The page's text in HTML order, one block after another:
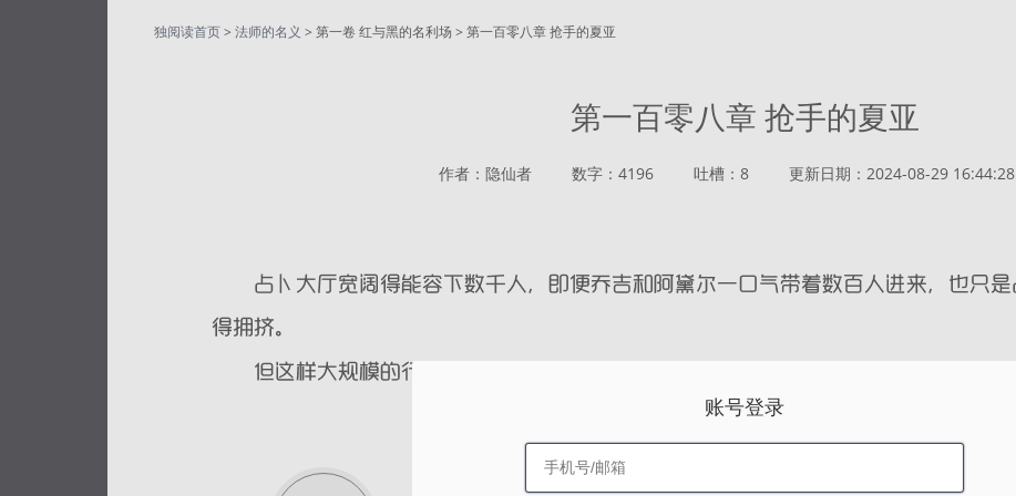
独阅读首页> 法师的名义 > 第一卷 红与黑的名利场 > 第一百零八章 抢手的夏亚
第一百零八章 抢手的夏亚
作者：隐仙者 数字：4196 吐槽：8 更新日期：2024-08-29 16:44:28
账号登录